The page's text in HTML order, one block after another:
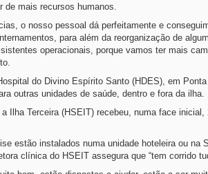
de mais recursos humanos.
o nosso pessoal dá perfeitamente e
para além da reorganização de
operacionais, porque vamos ter mais
do Divino Espírito Santo (HDES), em
outras unidades de saúde, dentro e fora da ilha.
Ilha Terceira (HSEIT) recebeu, numa face
estão instalados numa unidade hoteleira ou
clínica do HSEIT assegura que “tem corrido